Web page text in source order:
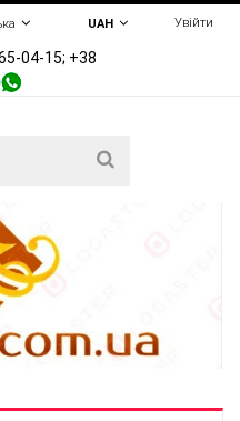
Увійти
UAH
04-15; +38